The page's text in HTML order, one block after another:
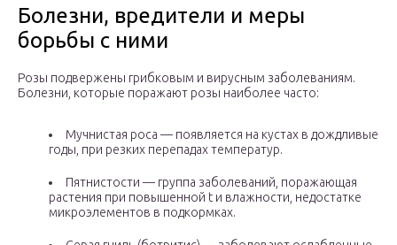
Болезни, вредители и меры
борьбы с ними
Розы подвержены грибковым и вирусным заболеваниям.
Болезни, которые поражают розы наиболее часто:
Мучнистая роса — появляется на кустах в дождливые
годы, при резких перепадах температур.
Пятнистости — группа заболеваний, поражающая
растения при повышенной t и влажности, недостатке
микроэлементов в подкормках.